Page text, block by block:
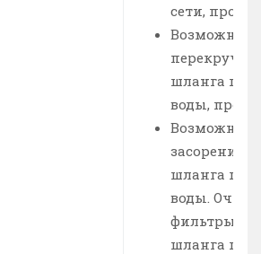
сети,
Возможно
шланга
воды,
Возможно
засорение
шланга
воды.
фильтры
шланга